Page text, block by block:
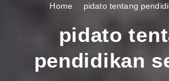
Home pidato tentang
pidato
pendidikan